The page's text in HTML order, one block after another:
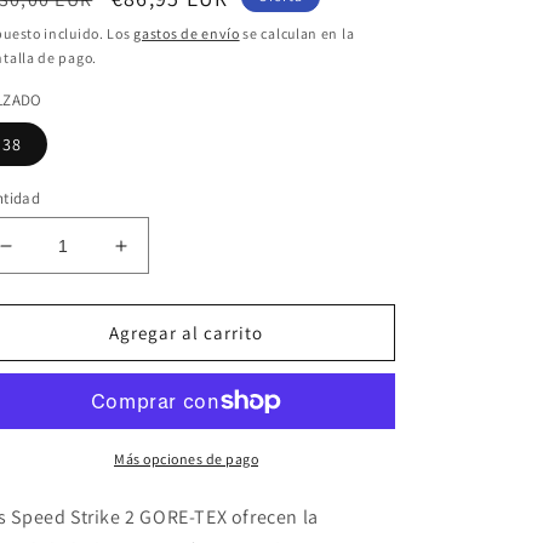
de
incluido. Los gastos de envío se calculan en la
de pago.
38
Reducir
cantidad
para
ZAPATILLA
MERRELL
STRIKE
gris
Aumentar
cantidad
para
ZAPATILLA
MERRELL
SPEED
STRIKE
2
gris
Agregar al carrito
Más opciones de pago
Speed ​​Strike 2 GORE-TEX ofrecen la